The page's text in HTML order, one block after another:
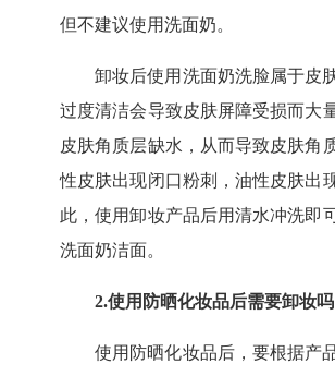
但不建议使用洗面奶。
卸妆后使用洗面奶洗脸属于皮
过度清洁会导致皮肤屏障受损而大
皮肤角质层缺水，从而导致皮肤角
性皮肤出现闭口粉刺，油性皮肤出
此，使用卸妆产品后用清水冲洗即
洗面奶洁面。
2.使用防晒化妆品后需要卸妆吗
使用防晒化妆品后，要根据产